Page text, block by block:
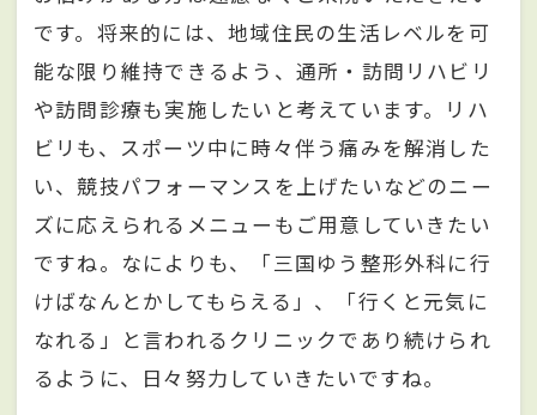
です。将来的には、地域住民の生活レベルを可
能な限り維持できるよう、通所・訪問リハビリ
や訪問診療も実施したいと考えています。リハ
ビリも、スポーツ中に時々伴う痛みを解消した
い、競技パフォーマンスを上げたいなどのニー
ズに応えられるメニューもご用意していきたい
ですね。なによりも、「三国ゆう整形外科に行
けばなんとかしてもらえる」、「行くと元気に
なれる」と言われるクリニックであり続けられ
るように、日々努力していきたいですね。